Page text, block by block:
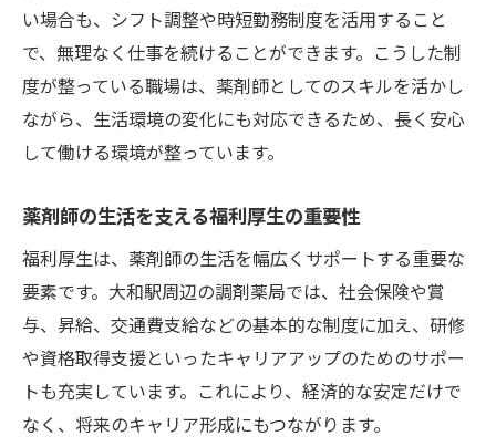
い場合も、シフト調整や時短勤務制度を活用すること
で、無理なく仕事を続けることができます。こうした制
度が整っている職場は、薬剤師としてのスキルを活かし
ながら、生活環境の変化にも対応できるため、長く安心
して働ける環境が整っています。
薬剤師の生活を支える福利厚生の重要性
福利厚生は、薬剤師の生活を幅広くサポートする重要な
要素です。大和駅周辺の調剤薬局では、社会保険や賞
与、昇給、交通費支給などの基本的な制度に加え、研修
や資格取得支援といったキャリアアップのためのサポー
トも充実しています。これにより、経済的な安定だけで
なく、将来のキャリア形成にもつながります。